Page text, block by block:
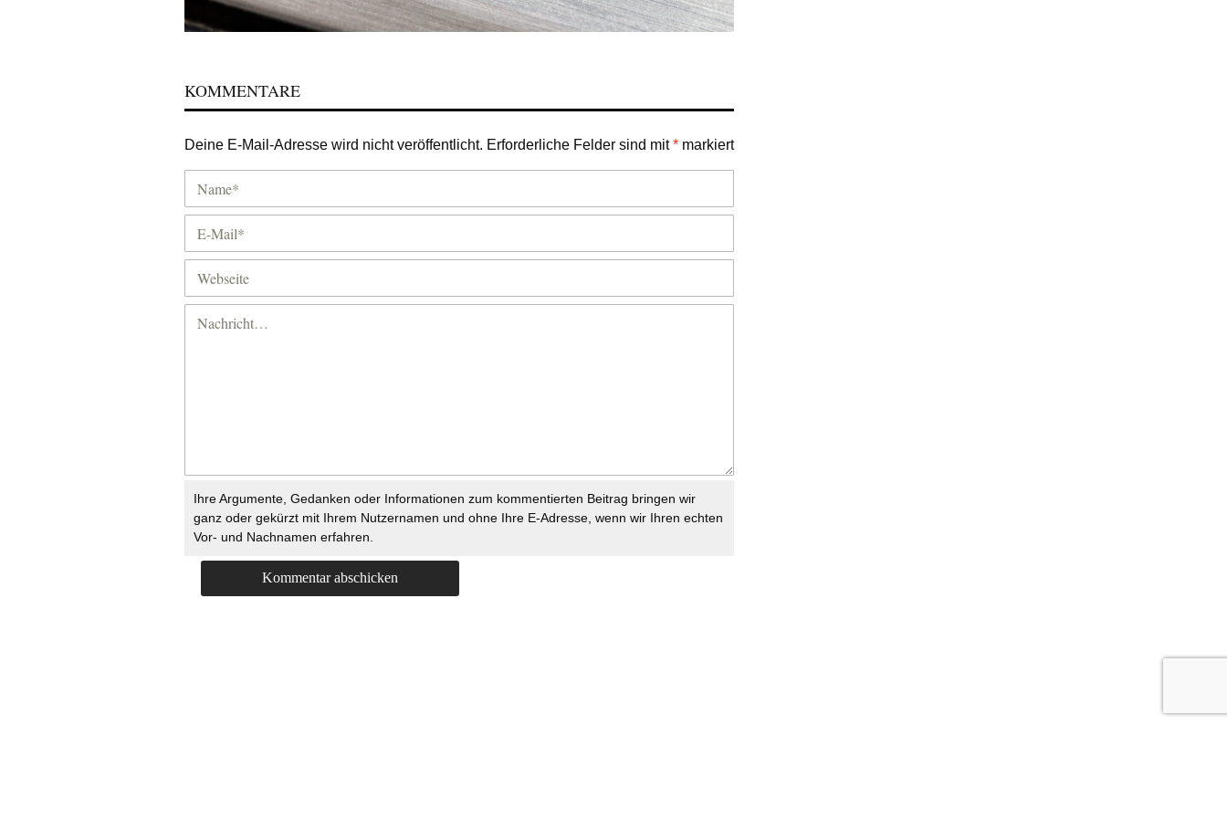
KOMMENTARE
Deine E-Mail-Adresse wird nicht veröffentlicht. Erforderliche Felder sind mit* markiert
Ihre Argumente, Gedanken oder Informationen zum kommentierten Beitrag bringen wir
ganz oder gekürzt mit Ihrem Nutzernamen und ohne Ihre E-Adresse, wenn wir Ihren echten
Vor- und Nachnamen erfahren.